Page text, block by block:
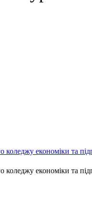
економіки та
економіки та